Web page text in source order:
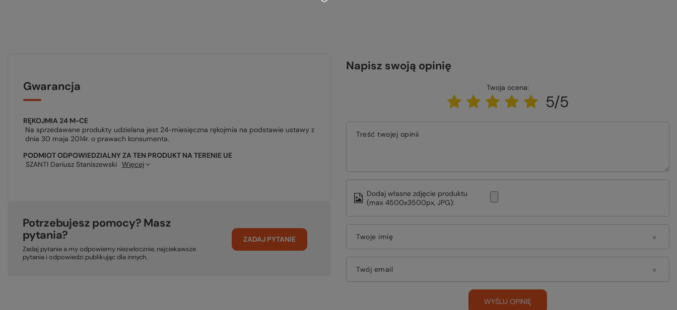
Gwarancja
RĘKOJMIA 24 M-CE
Na sprzedawane produkty udzielana jest 24-miesięczna rękojmia na podstawie ustawy z
dnia 30 maja 2014r. o prawach konsumenta.
PODMIOT ODPOWIEDZIALNY ZA TEN PRODUKT NA TERENIE UE
SZANTI Dariusz Staniszewski Więcej
Potrzebujesz pomocy? Masz
pytania?
Zadaj pytanie a my odpowiemy niezwłocznie, najciekawsze
pytania i odpowiedzi publikując dla innych.
ZADAJ PYTANIE
Napisz swoją opinię
Twoja ocena:
5/5
Treść twojej opinii
Dodaj własne zdjęcie produktu
(max 4500x3500px, JPG):
Twoje imię
Twój email
WYŚLIJ OPINIĘ